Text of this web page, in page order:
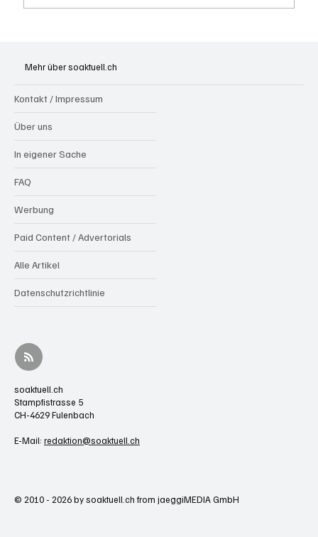
Mehr über soaktuell.ch
Kontakt / Impressum
Über uns
In eigener Sache
FAQ
Werbung
Paid Content / Advertorials
Alle Artikel
Datenschutzrichtlinie
soaktuell.ch
Stampfistrasse 5
CH-4629 Fulenbach
E-Mail: redaktion@soaktuell.ch
© 2010 - 2026 by soaktuell.ch from jaeggiMEDIA GmbH